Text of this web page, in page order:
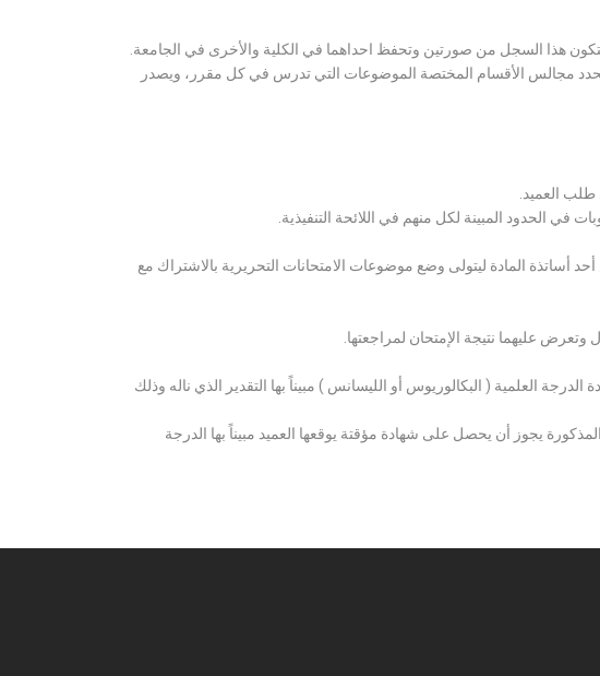
هذا السجل من صورتين وتحفظ احداهما في الكلية والأخرى في الجامعة.
مجالس الأقسام المختصة الموضوعات التي تدرس في كل مقرر، ويصدر
العميد.
في الحدود المبينة لكل منهم في اللائحة التنفيذية.
أساتذة المادة ليتولى وضع موضوعات الامتحانات التحريرية بالاشتراك مع
عليهما نتيجة الإمتحان لمراجعتها.
العلمية ( البكالوريوس أو الليسانس ) مبيناً بها التقدير الذي ناله وذلك
يجوز أن يحصل على شهادة مؤقتة يوقعها العميد مبيناً بها الدرجة